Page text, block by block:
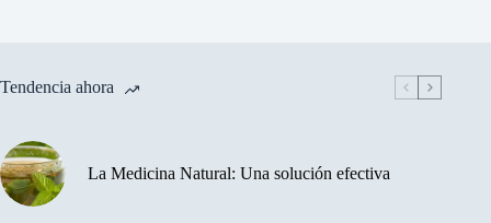
Tendencia ahora
La Medicina Natural: Una solución efectiva